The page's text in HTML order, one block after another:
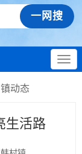
动态
生活路